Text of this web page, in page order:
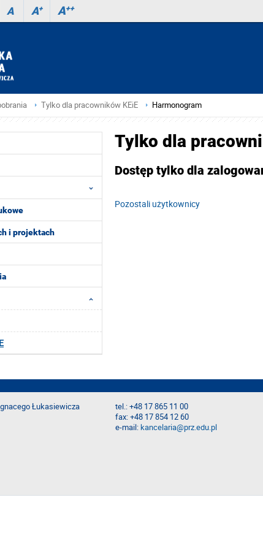
A A+ A++
Tylko dla pracowników KEiE Harmonogram
i projektach
Tylko dla
Dostęp tylko dla
Pozostali użytkownicy
Łukasiewicza
tel.: +48 17 865 11 00
fax: +48 17 854 12 60
e-mail:kancelaria@prz.edu.pl